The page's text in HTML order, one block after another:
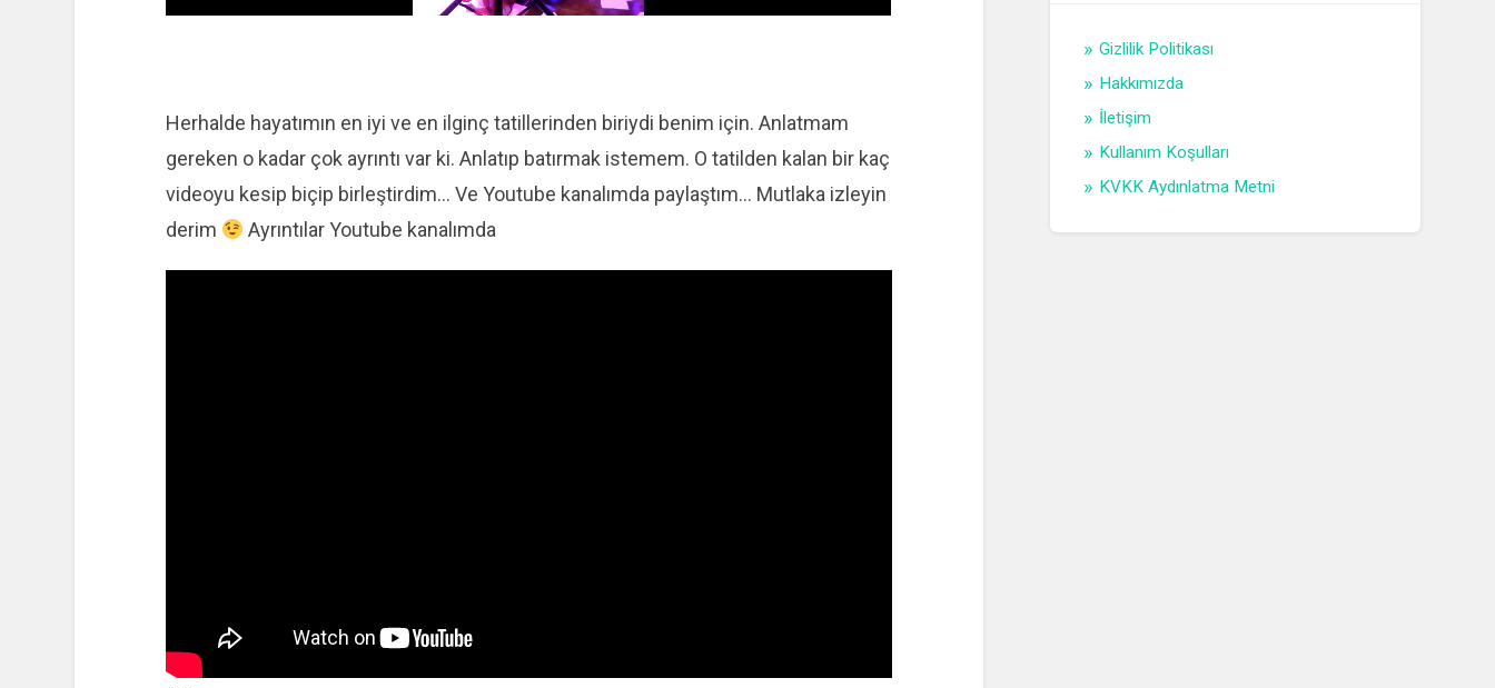
Herhalde hayatımın en iyi ve en ilginç tatillerinden biriydi benim için. Anlatmam
gereken o kadar çok ayrıntı var ki. Anlatıp batırmak istemem. O tatilden kalan bir kaç
videoyu kesip biçip birleştirdim… Ve Youtube kanalımda paylaştım… Mutlaka izleyin
derim
Ayrıntılar Youtube kanalımda
Gizlilik Politikası
Hakkımızda
İletişim
Kullanım Koşulları
KVKK Aydınlatma Metni